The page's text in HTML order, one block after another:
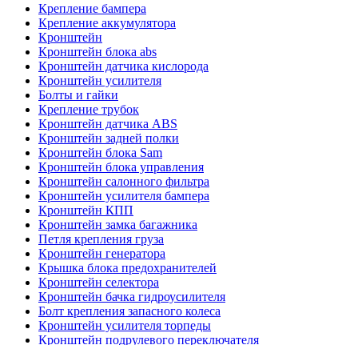
Крепление бампера
Крепление аккумулятора
Кронштейн
Кронштейн блока abs
Кронштейн датчика кислорода
Кронштейн усилителя
Болты и гайки
Крепление трубок
Кронштейн датчика ABS
Кронштейн задней полки
Кронштейн блока Sam
Кронштейн блока управления
Кронштейн салонного фильтра
Кронштейн усилителя бампера
Кронштейн КПП
Кронштейн замка багажника
Петля крепления груза
Кронштейн генератора
Крышка блока предохранителей
Кронштейн селектора
Кронштейн бачка гидроусилителя
Болт крепления запасного колеса
Кронштейн усилителя торпеды
Кронштейн подрулевого переключателя